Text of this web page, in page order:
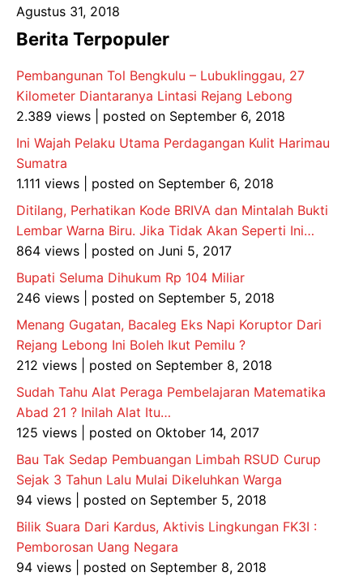
Agustus 31, 2018
Berita Terpopuler
Pembangunan Tol Bengkulu – Lubuklinggau, 27
Kilometer Diantaranya Lintasi Rejang Lebong
2.389 views
posted on September 6, 2018
Ini Wajah Pelaku Utama Perdagangan Kulit Harimau
Sumatra
1.111 views
posted on September 6, 2018
Ditilang, Perhatikan Kode BRIVA dan Mintalah Bukti
Lembar Warna Biru. Jika Tidak Akan Seperti Ini…
864 views
posted on Juni 5, 2017
Bupati Seluma Dihukum Rp 104 Miliar
246 views
posted on September 5, 2018
Menang Gugatan, Bacaleg Eks Napi Koruptor Dari
Rejang Lebong Ini Boleh Ikut Pemilu ?
212 views
posted on September 8, 2018
Sudah Tahu Alat Peraga Pembelajaran Matematika
Abad 21 ? Inilah Alat Itu…
125 views
posted on Oktober 14, 2017
Bau Tak Sedap Pembuangan Limbah RSUD Curup
Sejak 3 Tahun Lalu Mulai Dikeluhkan Warga
94 views
posted on September 5, 2018
Bilik Suara Dari Kardus, Aktivis Lingkungan FK3I :
Pemborosan Uang Negara
94 views
posted on September 8, 2018